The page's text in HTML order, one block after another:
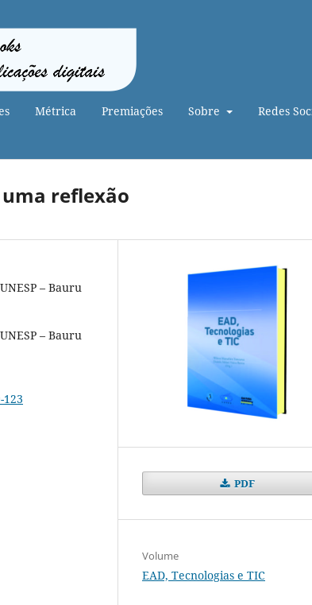
Métrica Premiações Sobre Redes
uma reflexão
– Bauru
– Bauru
123
PDF
Volume
EAD, Tecnologias e TIC